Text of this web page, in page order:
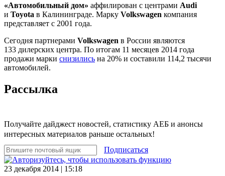
«Автомобильный дом» аффилирован с центрами Audi
и Toyota в Калининграде. Марку Volkswagen компания
представляет с 2001 года.
Сегодня партнерами Volkswagen в России являются
133 дилерских центра. По итогам 11 месяцев 2014 года
продажи марки снизились на 20% и составили 114,2 тысячи
автомобилей.
Рассылка
Получайте дайджест новостей, статистику АЕБ и анонсы
интересных материалов раньше остальных!
Подписаться
23 декабря 2014 | 15:18